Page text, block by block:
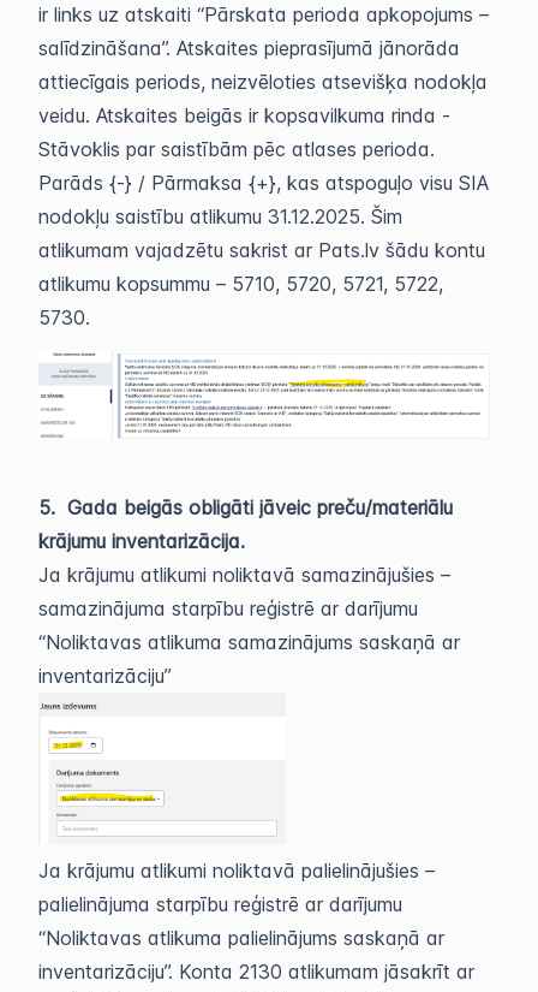
ir links uz atskaiti “Pārskata perioda apkopojums –
salīdzināšana”. Atskaites pieprasījumā jānorāda
attiecīgais periods, neizvēloties atsevišķa nodokļa
veidu. Atskaites beigās ir kopsavilkuma rinda -
Stāvoklis par saistībām pēc atlases perioda.
Parāds {-} / Pārmaksa {+}, kas atspoguļo visu SIA
nodokļu saistību atlikumu 31.12.2025. Šim
atlikumam vajadzētu sakrist ar Pats.lv šādu kontu
atlikumu kopsummu – 5710, 5720, 5721, 5722,
5730.
5. Gada beigās obligāti jāveic preču/materiālu
krājumu inventarizācija.
Ja krājumu atlikumi noliktavā samazinājušies –
samazinājuma starpību reģistrē ar darījumu
“Noliktavas atlikuma samazinājums saskaņā ar
inventarizāciju”
Ja krājumu atlikumi noliktavā palielinājušies –
palielinājuma starpību reģistrē ar darījumu
“Noliktavas atlikuma palielinājums saskaņā ar
inventarizāciju”. Konta 2130 atlikumam jāsakrīt ar